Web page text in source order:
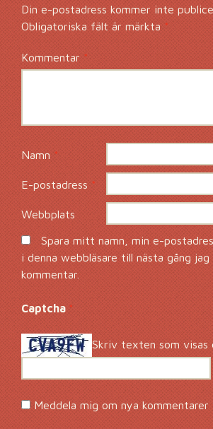
Din e-postadress kommer inte
Obligatoriska fält är märkta *
Kommentar *
Namn*
E-postadress*
Webbplats
Spara mitt namn, min e-
i denna webbläsare till nästa gång jag
kommentar.
Captcha *
Skriv texten som visas
Meddela mig om nya